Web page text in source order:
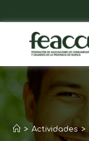
> Actividades >